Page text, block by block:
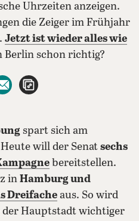
Uhrzeiten anzeigen.
die Zeiger im Frühjahr
Jetzt ist wieder alles wie
Berlin schon richtig?
WhatsApp teilen
per E-Mail teilen
spart sich am
will der Senat sechs
bereitstellen.
in Hamburg und
Dreifache aus. So wird
Hauptstadt wichtiger